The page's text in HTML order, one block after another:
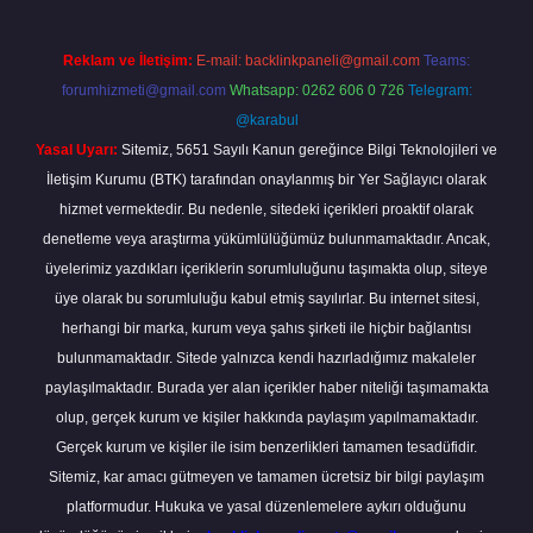
Reklam ve İletişim: E-mail: backlinkpaneli@gmail.com Teams:
forumhizmeti@gmail.com Whatsapp: 0262 606 0 726 Telegram:
@karabul
Yasal Uyarı: Sitemiz, 5651 Sayılı Kanun gereğince Bilgi Teknolojileri ve
İletişim Kurumu (BTK) tarafından onaylanmış bir Yer Sağlayıcı olarak
hizmet vermektedir. Bu nedenle, sitedeki içerikleri proaktif olarak
denetleme veya araştırma yükümlülüğümüz bulunmamaktadır. Ancak,
üyelerimiz yazdıkları içeriklerin sorumluluğunu taşımakta olup, siteye
üye olarak bu sorumluluğu kabul etmiş sayılırlar. Bu internet sitesi,
herhangi bir marka, kurum veya şahıs şirketi ile hiçbir bağlantısı
bulunmamaktadır. Sitede yalnızca kendi hazırladığımız makaleler
paylaşılmaktadır. Burada yer alan içerikler haber niteliği taşımamakta
olup, gerçek kurum ve kişiler hakkında paylaşım yapılmamaktadır.
Gerçek kurum ve kişiler ile isim benzerlikleri tamamen tesadüfidir.
Sitemiz, kar amacı gütmeyen ve tamamen ücretsiz bir bilgi paylaşım
platformudur. Hukuka ve yasal düzenlemelere aykırı olduğunu